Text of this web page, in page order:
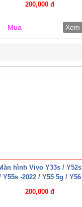
200,000 đ
Mua Xem
hình Vivo Y33s / Y52s
Y55s -2022 / Y55 5g / Y56
Y75-5G / Y77e / Y72t / U5 /
200,000 đ